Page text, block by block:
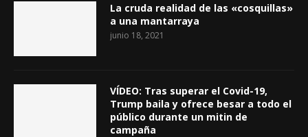
La cruda realidad de las «cosquillas»
a una mantarraya
junio 18, 2021
VÍDEO: Tras superar el Covid-19,
Trump baila y ofrece besar a todo el
público durante un mitin de
campaña